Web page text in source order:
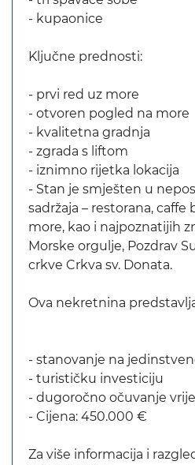
- kupaonice
Ključne prednosti:
- prvi red uz more
- otvoren pogled na more
- kvalitetna gradnja
- zgrada s liftom
- iznimno rijetka lokacija
- Stan je smješten u
sadržaja – restorana, caffe
more, kao i najpoznatijih
Morske orgulje, Pozdrav
crkve Crkva sv. Donata.
Ova nekretnina
- stanovanje na
- turističku investiciju
- dugoročno očuvanje
- Cijena: 450.000 €
Za više informacija i